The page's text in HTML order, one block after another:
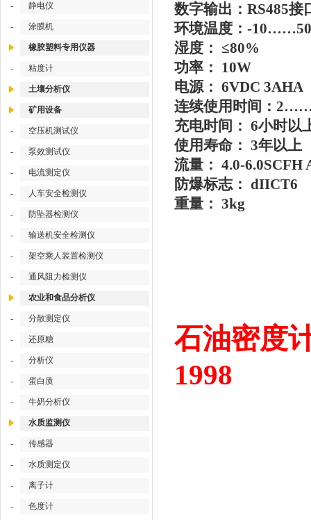
- 静电仪
- 涂膜机
橡胶塑料专用仪器
- 粘度计
土壤分析仪
矿用设备
- 空压机测试仪
- 泵效测试仪
- 电流测定仪
- 人车安全检测仪
- 防坠器检测仪
- 输送机安全检测仪
- 架空乘人装置检测仪
- 通风阻力检测仪
农业和食品分析仪
- 分散测定仪
- 还原糖
- 分析仪
- 蛋白质
- 牛奶分析仪
水质监测仪
- 传感器
- 水质测定仪
- 离子计
- 色度计
数字输出：RS485接
环境温度：-
湿度： ≤80%
功率： 10W
电源： 6VDC 3AHA
连续使用时间：
充电时间： 6小时以
使用寿命： 3年以上
流量： 4.0-6.0SCFH
防爆标志： dIICT6
重量： 3kg
石油密度
1998